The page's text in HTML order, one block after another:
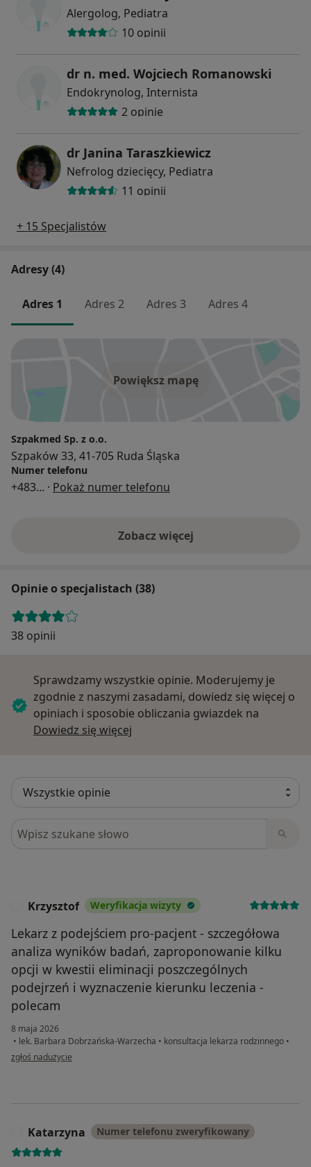
Alergolog, Pediatra
10 opinii
dr n. med. Wojciech Romanowski
Endokrynolog, Internista
2 opinie
dr Janina Taraszkiewicz
Nefrolog dziecięcy, Pediatra
11 opinii
+ 15 Specjalistów
Adresy (4)
Adres 1 Adres 2 Adres 3 Adres 4
Powiększ mapę
Szpakmed Sp. z o.o.
Szpaków 33, 41-705 Ruda Śląska
Numer telefonu
+483... · Pokaż numer telefonu
Zobacz więcej
Opinie o specjalistach (38)
38 opinii
Sprawdzamy wszystkie opinie. Moderujemy je
zgodnie z naszymi zasadami, dowiedz się więcej o
opiniach i sposobie obliczania gwiazdek na
Dowiedz się więcej
Szukaj w opiniach
Krzysztof Weryfikacja wizyty
Lekarz z podejściem pro-pacjent - szczegółowa
analiza wyników badań, zaproponowanie kilku
opcji w kwestii eliminacji poszczególnych
podejrzeń i wyznaczenie kierunku leczenia -
polecam
8 maja 2026
• lek. Barbara Dobrzańska-Warzecha • konsultacja lekarza rodzinnego •
w opinii użytkownika Krzysztof
zgłoś nadużycie
Katarzyna Numer telefonu zweryfikowany